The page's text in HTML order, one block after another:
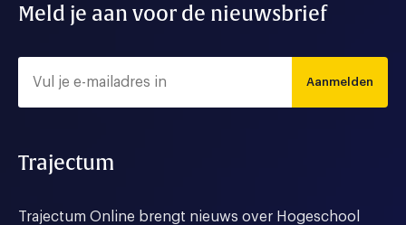
Meld je aan voor de nieuwsbrief
Aanmelden
Trajectum
Trajectum Online brengt nieuws over Hogeschool